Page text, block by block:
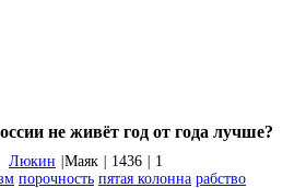
не живёт год от года лучше?
Люкин Маяк 1436
1
порочность пятая колонна рабство